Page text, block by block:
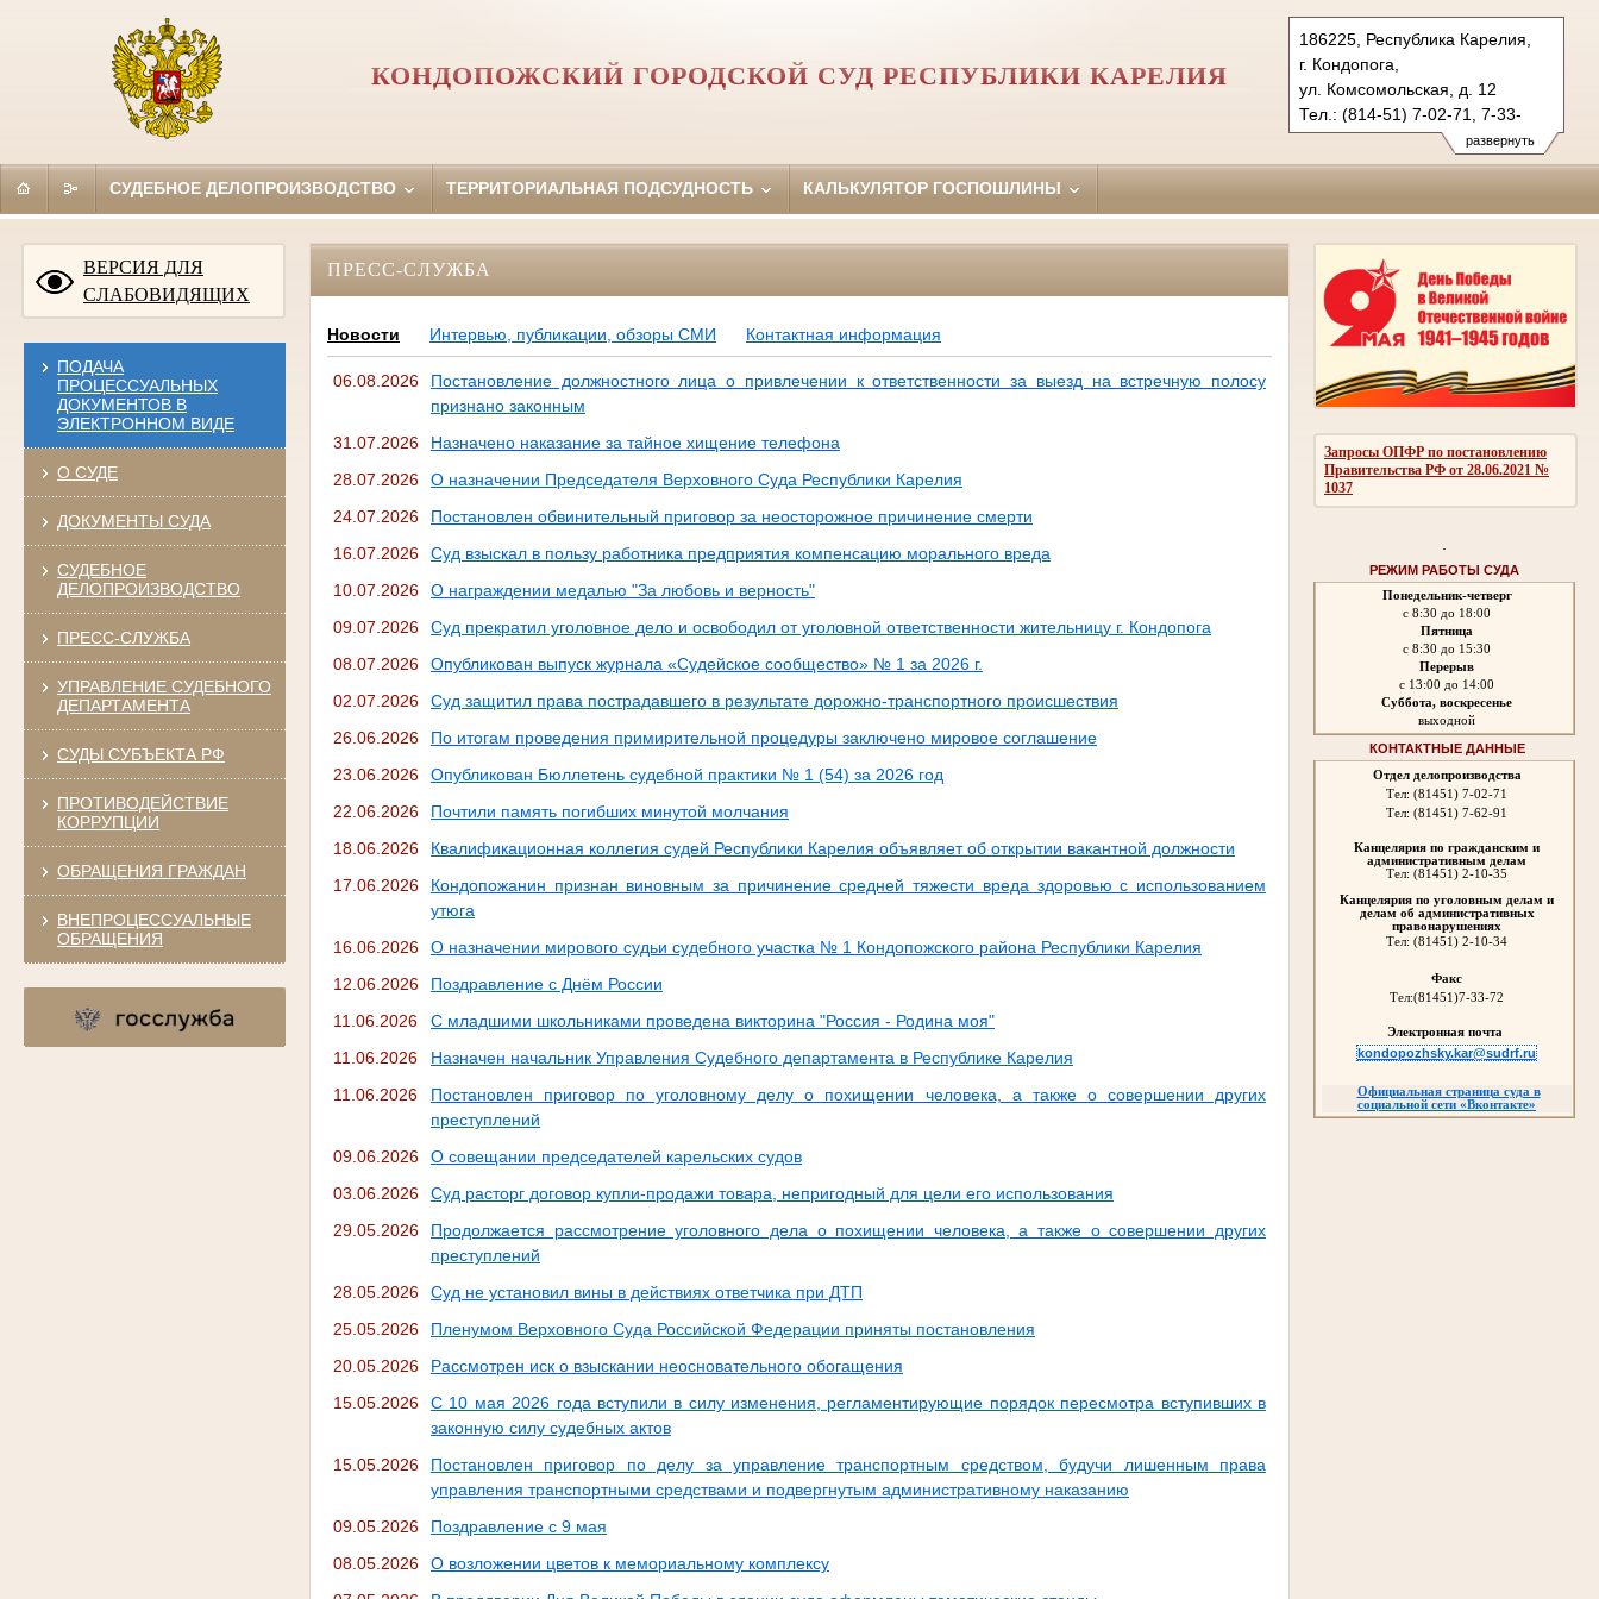
развернуть
186225, Республика Карелия,
г. Кондопога,
ул. Комсомольская, д. 12
Тел.: (814-51) 7-02-71, 7-33-
72 (факс)
kondopozhsky.kar@sudrf.ru
КОНДОПОЖСКИЙ ГОРОДСКОЙ СУД РЕСПУБЛИКИ КАРЕЛИЯ
СУДЕБНОЕ ДЕЛОПРОИЗВОДСТВО ТЕРРИТОРИАЛЬНАЯ ПОДСУДНОСТЬ КАЛЬКУЛЯТОР ГОСПОШЛИНЫ
ВЕРСИЯ ДЛЯ
СЛАБОВИДЯЩИХ
ПОДАЧА
ПРОЦЕССУАЛЬНЫХ
ДОКУМЕНТОВ В
ЭЛЕКТРОННОМ ВИДЕ
О СУДЕ
ДОКУМЕНТЫ СУДА
СУДЕБНОЕ
ДЕЛОПРОИЗВОДСТВО
ПРЕСС-СЛУЖБА
УПРАВЛЕНИЕ СУДЕБНОГО
ДЕПАРТАМЕНТА
СУДЫ СУБЪЕКТА РФ
ПРОТИВОДЕЙСТВИЕ
КОРРУПЦИИ
ОБРАЩЕНИЯ ГРАЖДАН
ВНЕПРОЦЕССУАЛЬНЫЕ
ОБРАЩЕНИЯ
Запросы ОПФР по постановлению
Правительства РФ от 28.06.2021 №
1037
РЕЖИМ РАБОТЫ СУДА
Понедельник-четверг
с 8:30 до 18:00
Пятница
с 8:30 до 15:30
Перерыв
с 13:00 до 14:00
Суббота, воскресенье
выходной
КОНТАКТНЫЕ ДАННЫЕ
Отдел делопроизводства
Тел: (81451) 7-02-71
Тел: (81451) 7-62-91
Канцелярия по гражданским и
административным делам
Тел: (81451) 2-10-35
Канцелярия по уголовным делам и
делам об административных
правонарушениях
Тел: (81451) 2-10-34
Факс
Тел:(81451)7-33-72
Электронная почта
kondopozhsky.kar@sudrf.ru
Официальная страница суда в
социальной сети «Вконтакте»
ПРЕСС-СЛУЖБА
Новости Интервью, публикации, обзоры СМИ Контактная информация
06.08.2026
Постановление должностного лица о привлечении к ответственности за выезд на встречную полосу
признано законным
31.07.2026
Назначено наказание за тайное хищение телефона
28.07.2026
О назначении Председателя Верховного Суда Республики Карелия
24.07.2026
Постановлен обвинительный приговор за неосторожное причинение смерти
16.07.2026
Суд взыскал в пользу работника предприятия компенсацию морального вреда
10.07.2026
О награждении медалью "За любовь и верность"
09.07.2026
Суд прекратил уголовное дело и освободил от уголовной ответственности жительницу г. Кондопога
08.07.2026
Опубликован выпуск журнала «Судейское сообщество» № 1 за 2026 г.
02.07.2026
Суд защитил права пострадавшего в результате дорожно-транспортного происшествия
26.06.2026
По итогам проведения примирительной процедуры заключено мировое соглашение
23.06.2026
Опубликован Бюллетень судебной практики № 1 (54) за 2026 год
22.06.2026
Почтили память погибших минутой молчания
18.06.2026
Квалификационная коллегия судей Республики Карелия объявляет об открытии вакантной должности
17.06.2026
Кондопожанин признан виновным за причинение средней тяжести вреда здоровью с использованием
утюга
16.06.2026
О назначении мирового судьи судебного участка № 1 Кондопожского района Республики Карелия
12.06.2026
Поздравление с Днём России
11.06.2026
С младшими школьниками проведена викторина "Россия - Родина моя"
11.06.2026
Назначен начальник Управления Судебного департамента в Республике Карелия
11.06.2026
Постановлен приговор по уголовному делу о похищении человека, а также о совершении других
преступлений
09.06.2026
О совещании председателей карельских судов
03.06.2026
Суд расторг договор купли-продажи товара, непригодный для цели его использования
29.05.2026
Продолжается рассмотрение уголовного дела о похищении человека, а также о совершении других
преступлений
28.05.2026
Суд не установил вины в действиях ответчика при ДТП
25.05.2026
Пленумом Верховного Суда Российской Федерации приняты постановления
20.05.2026
Рассмотрен иск о взыскании неосновательного обогащения
15.05.2026
С 10 мая 2026 года вступили в силу изменения, регламентирующие порядок пересмотра вступивших в
законную силу судебных актов
15.05.2026
Постановлен приговор по делу за управление транспортным средством, будучи лишенным права
управления транспортными средствами и подвергнутым административному наказанию
09.05.2026
Поздравление с 9 мая
08.05.2026
О возложении цветов к мемориальному комплексу